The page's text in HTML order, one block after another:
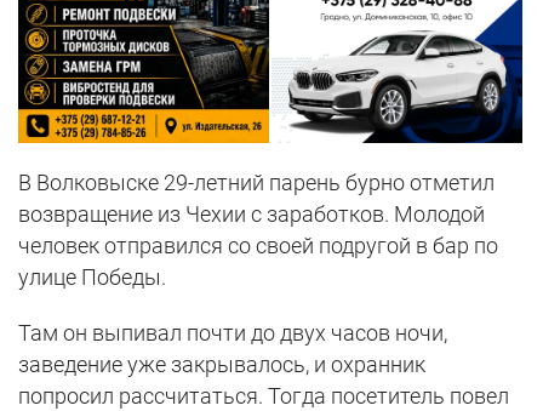
В Волковыске 29-летний парень бурно отметил
возвращение из Чехии с заработков. Молодой
человек отправился со своей подругой в бар по
улице Победы.
Там он выпивал почти до двух часов ночи,
заведение уже закрывалось, и охранник
попросил рассчитаться. Тогда посетитель повел